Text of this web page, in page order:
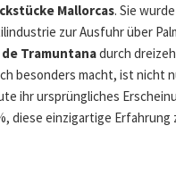
Mallorcas. Sie wurde
zur Ausfuhr über
Tramuntanadurch
besonders macht, ist nicht
ihr ursprüngliches
einzigartige Erfahrung